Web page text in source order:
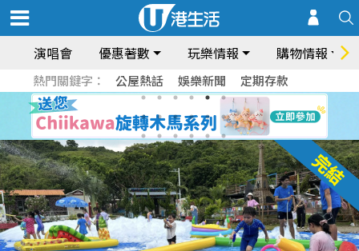
演唱會 優惠著數 玩樂情報 購物情報
熱門關鍵字： 公屋熱話 娛樂新聞 定期存款